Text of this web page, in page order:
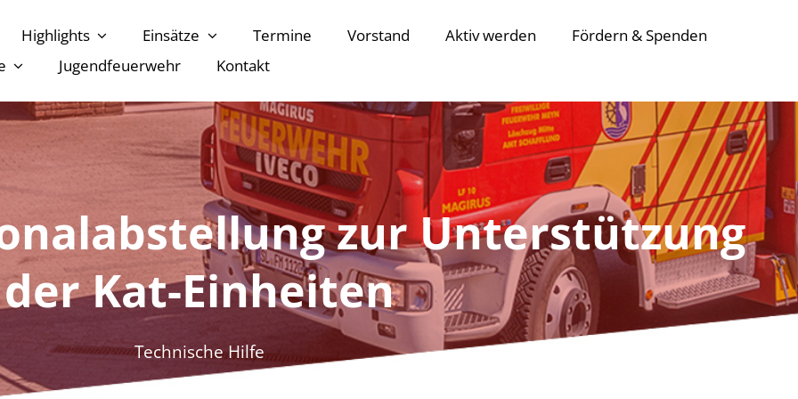
Highlights Einsätze Termine Vorstand Aktiv werden
Fördern & Spenden
Jugendfeuerwehr Kontakt
zur Unterstützung
der Kat-Einheiten
Technische Hilfe